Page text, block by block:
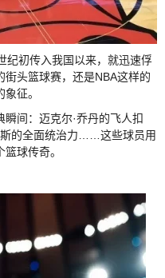
纪初传入我国以来，就迅速俘
头篮球赛，还是NBA这样的
征。
间：迈克尔·乔丹的飞人扣
的全面统治力……这些球员用
球传奇。